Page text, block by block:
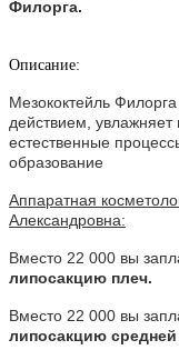
Филорга.
Описание:
Мезококтейль
действием, увлажняет
естественные
образование
Аппаратная
Александровна:
Вместо 22 000 вы
липосакцию плеч.
Вместо 22 000 вы
липосакцию